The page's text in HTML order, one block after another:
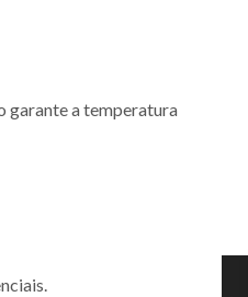
garante a temperatura